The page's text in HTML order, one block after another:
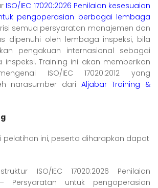
ISO/IEC 17020:2026 Penilaian kesesuaian
pengoperasian berbagai lembaga
semua persyaratan manajemen dan
dipenuhi oleh lembaga inspeksi, bila
pengakuan internasional sebagai
inspeksi. Training ini akan memberikan
ISO/IEC 17020:2012 yang
narasumber dari Aljabar Training &
pelatihan ini, peserta diharapkan dapat
ISO/IEC 17020:2026 Penilaian
Persyaratan untuk pengoperasian